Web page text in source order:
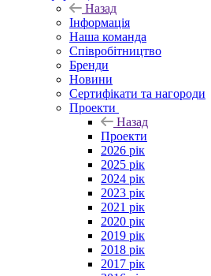
Назад
Інформація
Наша команда
Співробітництво
Бренди
Новини
Сертифікати та нагороди
Проекти
Назад
Проекти
2026 рік
2025 рік
2024 рік
2023 рік
2021 рік
2020 рік
2019 рік
2018 рік
2017 рік